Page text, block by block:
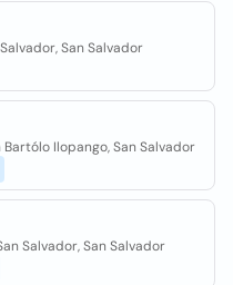
San Salvador
Ilopango, San Salvador
Salvador, San Salvador